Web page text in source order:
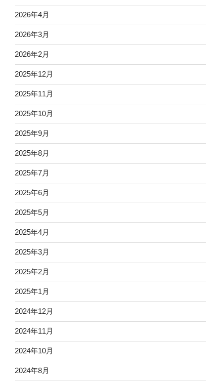
2026年4月
2026年3月
2026年2月
2025年12月
2025年11月
2025年10月
2025年9月
2025年8月
2025年7月
2025年6月
2025年5月
2025年4月
2025年3月
2025年2月
2025年1月
2024年12月
2024年11月
2024年10月
2024年8月